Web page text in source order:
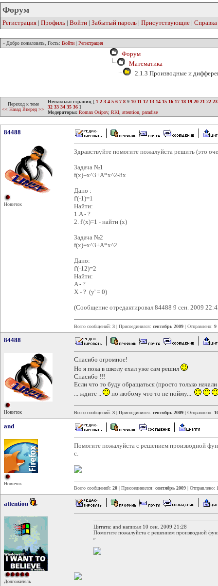
Форум
Регистрация | Профиль | Войти | Забытый пароль | Присутствующие | Справка
» Добро пожаловать, Гость: Войти | Регистрация
Форум
Математика
2.1.3 Производные и
Переход к теме
<< Назад Вперед >>
Несколько страниц [ 1 2 3 4 5 6 7 8 9 10 11 12 13 14 15 16 17 18 19 20 21 22 23
32 33 34 35 36 ]
Модераторы: Roman Osipov, RKI attention paradise
84488
Новичок
Здравствуйте помогите пожалуйста решить (это
Задача №1
f(x)=x^3+A*x^2-8x
Дано :
f'(-1)=1
Найти:
1.A - ?
2. f'(x)=1 - найти (х)
Задача №2
f(x)=x^3+A*x^2
Дано:
f'(-12)=2
Найти:
A - ?
X - ? (y' = 0)
(Сообщение отредактировал 84488 9 сен. 2009
Всего сообщений: 3 | Присоединился: сентябрь 2009 | Отправлено: 9
84488
Новичок
Спасибо огромное!
Но я пока в школу ехал уже сам решил
Спасибо !!!
Если что то буду обращаться (просто только
... ждите ..
по любому что то не пойму...
Всего сообщений: 3 | Присоединился: сентябрь 2009 | Отправлено:
and
Новичок
Помогите пожалуйста с решением производной
с.
Всего сообщений: 20 | Присоединился: сентябрь 2009 | Отправлено:
attention
Долгожитель
Цитата: and написал 10 сен. 2009 21:28
Помогите пожалуйста с решением производной
с.